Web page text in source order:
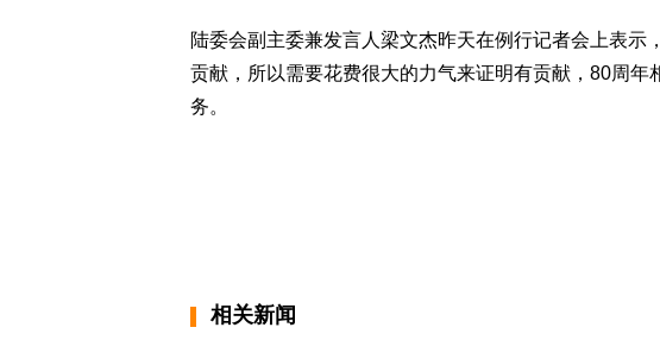
陆委会副主委兼发言人梁文杰昨天在例行记者会上表示
贡献，所以需要花费很大的力气来证明有贡献，80周年
务。
相关新闻